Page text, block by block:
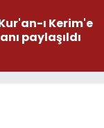
ı Kerim'e
paylaşıldı